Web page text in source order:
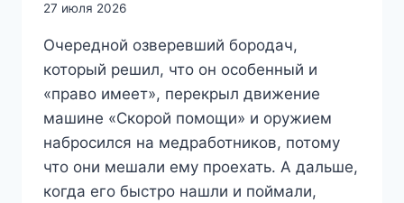
27 июля 2026
Очередной озверевший бородач,
который решил, что он особенный и
«право имеет», перекрыл движение
машине «Скорой помощи» и оружием
набросился на медработников, потому
что они мешали ему проехать. А дальше,
когда его быстро нашли и поймали,